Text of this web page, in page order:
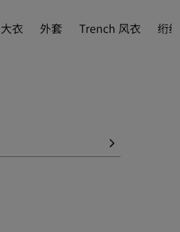
和牛角扣大衣等英伦外套典范，
大衣 外套 Trench 风衣 绗